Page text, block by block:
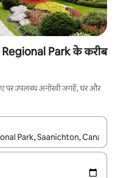
Park के करीब
पर उपलब्ध अनोखी जगहें, घर और
डाउन 'ऐरो की' का इस्तेमाल करके नेविगेट